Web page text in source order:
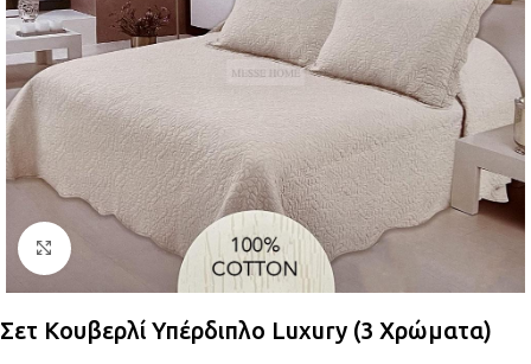
Κλικ για μεγέθυνση
Σετ Κουβερλί Υπέρδιπλο Luxury (3 Χρώματα)